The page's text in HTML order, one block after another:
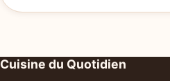
Cuisine du Quotidien